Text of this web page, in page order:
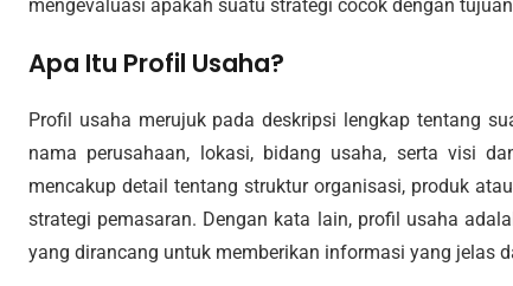
mengevaluasi apakah suatu strategi cocok dengan
Apa Itu Profil Usaha?
Profil usaha merujuk pada deskripsi lengkap tentang
nama perusahaan, lokasi, bidang usaha, serta visi
mencakup detail tentang struktur organisasi, produk
strategi pemasaran. Dengan kata lain, profil usaha
yang dirancang untuk memberikan informasi yang jelas